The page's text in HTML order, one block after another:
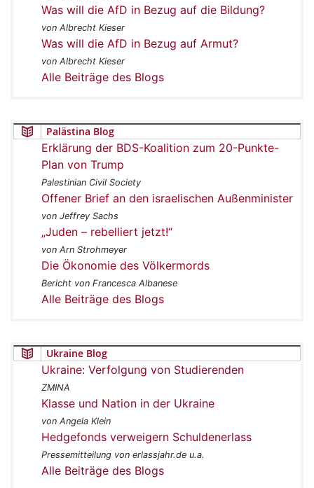
Was will die AfD in Bezug auf die Bildung?
von Albrecht Kieser
Was will die AfD in Bezug auf Armut?
von Albrecht Kieser
Alle Beiträge des Blogs
Palästina Blog
Erklärung der BDS-Koalition zum 20-Punkte-
Plan von Trump
Palestinian Civil Society
Offener Brief an den israelischen Außenminister
von Jeffrey Sachs
„Juden – rebelliert jetzt!“
von Arn Strohmeyer
Die Ökonomie des Völkermords
Bericht von Francesca Albanese
Alle Beiträge des Blogs
Ukraine Blog
Ukraine: Verfolgung von Studierenden
ZMINA
Klasse und Nation in der Ukraine
von Angela Klein
Hedgefonds verweigern Schuldenerlass
Pressemitteilung von erlassjahr.de u.a.
Alle Beiträge des Blogs